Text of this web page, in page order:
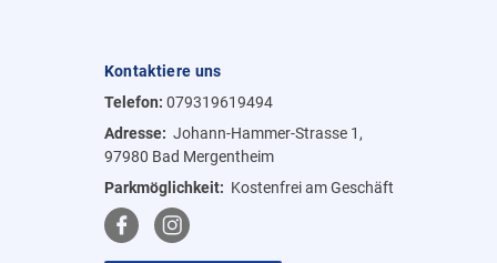
Kontaktiere uns
Telefon: 079319619494
Adresse: Johann-Hammer-Strasse 1,
97980 Bad Mergentheim
Parkmöglichkeit: Kostenfrei am Geschäft